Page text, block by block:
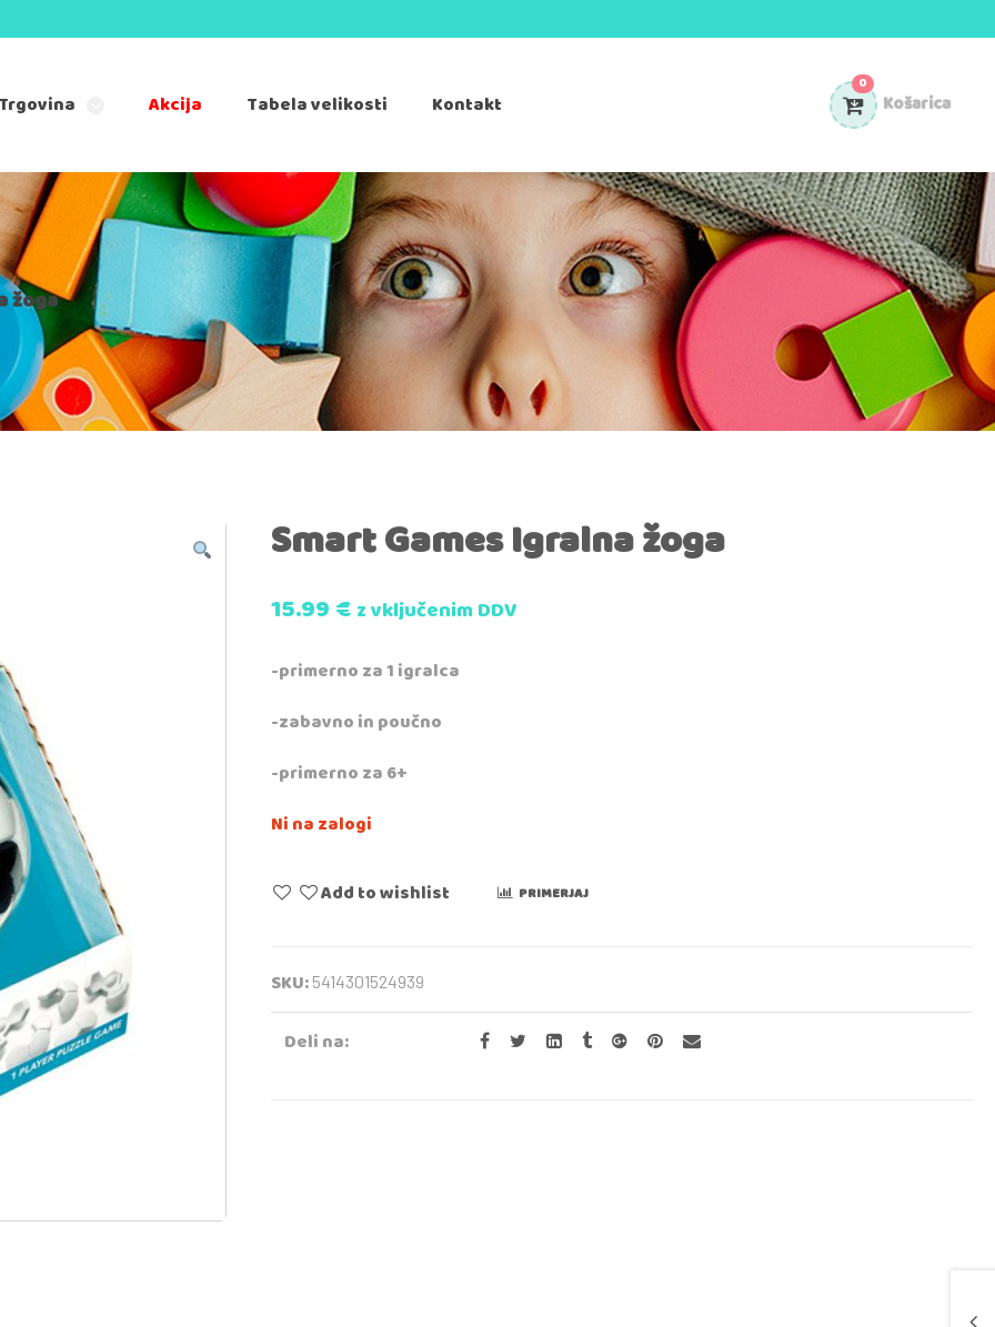
Akcija Tabela velikosti Kontakt Košarica
0
žoga
Smart Games Igralna žoga
15.99€z vključenim DDV
-primerno za 1 igralca
-zabavno in poučno
-primerno za 6+
Ni na zalogi
Add to wishlist PRIMERJAJ
SKU: 5414301524939
Deli na: